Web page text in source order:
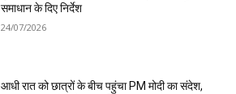
समाधान के दिए निर्देश
24/07/2026
आधी रात को छात्रों के बीच पहुंचा PM मोदी का संदेश,